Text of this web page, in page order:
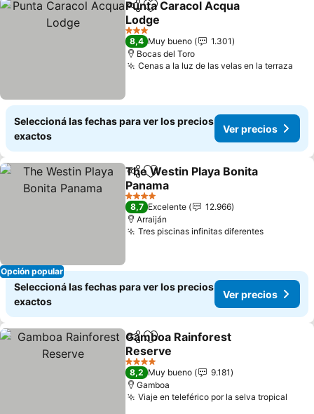
CompartirAñadir a favoritos
Punta Caracol Acqua
Lodge
3 Estrellas
8,4 Muy bueno
1.301
Bocas del Toro
Cenas a la luz de las velas en la terraza
Seleccioná las fechas para ver los precios
exactos
Ver precios
Opción popular
Compartir
Añadir a favoritos
The Westin Playa Bonita
Panama
4 Estrellas
8,7 Excelente
12.966
Arraiján
Tres piscinas infinitas diferentes
Seleccioná las fechas para ver los precios
exactos
Ver precios
CompartirAñadir a favoritos
Gamboa Rainforest
Reserve
4 Estrellas
8,2 Muy bueno
9.181
Gamboa
Viaje en teleférico por la selva tropical